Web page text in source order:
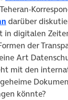
darüber
digitalen
der
Art
mit den
könnte?